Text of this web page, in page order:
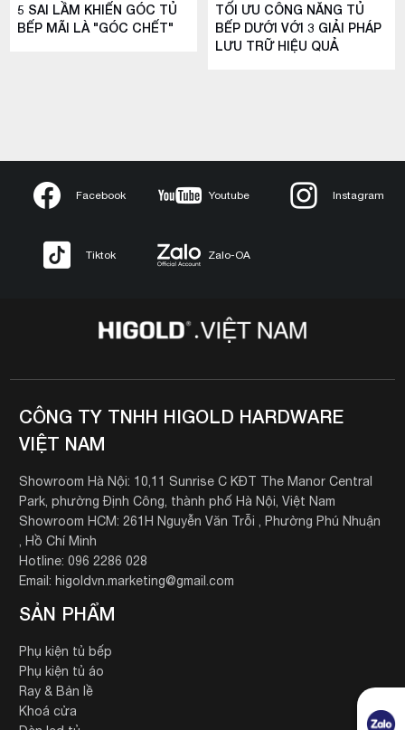
5 SAI LẦM KHIẾN GÓC TỦ
BẾP MÃI LÀ "GÓC CHẾT"
TỐI ƯU CÔNG NĂNG TỦ
BẾP DƯỚI VỚI 3 GIẢI PHÁP
LƯU TRỮ HIỆU QUẢ
Facebook Youtube Instagram
Tiktok Zalo-OA
CÔNG TY TNHH HIGOLD HARDWARE
VIỆT NAM
Showroom Hà Nội: 10,11 Sunrise C KĐT The Manor Central
Park, phường Định Công, thành phố Hà Nội, Việt Nam
Showroom HCM: 261H Nguyễn Văn Trỗi , Phường Phú Nhuận
, Hồ Chí Minh
Hotline: 096 2286 028
Email: higoldvn.marketing@gmail.com
SẢN PHẨM
Phụ kiện tủ bếp
Phụ kiện tủ áo
Ray & Bản lề
Khoá cửa